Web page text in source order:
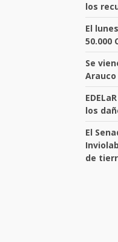
los
El
50.000
Se
Arauco
los
El
de